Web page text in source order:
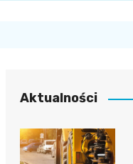
Aktualności